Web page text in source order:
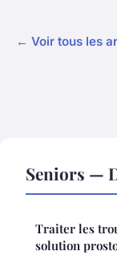
← Voir tous les
Seniors —
Traiter les
solution